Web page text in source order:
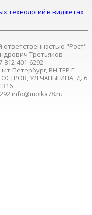
технологий в виджетах
ответственностью "Рост"
Третьяков
812-401-6292
Петербург, ВН.ТЕР.Г.
УЛ ЧАПЫГИНА, Д. 6
info@moika78.ru